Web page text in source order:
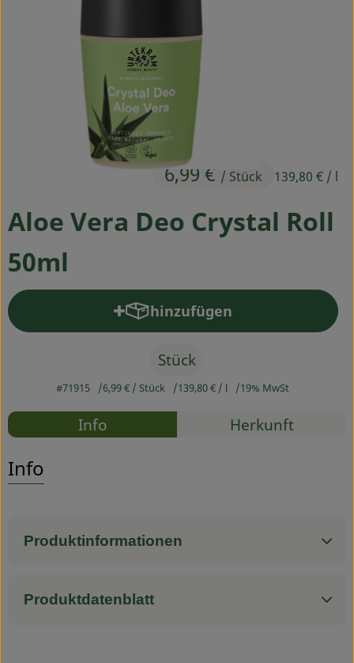
Ökokisten
Obst & Gemüse
Kühltheke
Backwaren
Drogerie
Service
Aloe Vera Deo Crystal Roll
50ml
6,99 € / Stück 139,80 € / l
hinzufügen
Produkt zum Warenkorb
Stück
#71915 6,99 € / Stück 139,80 € / l 19% MwSt
Rezepte
Info Herkunft
Info
Produktinformationen
Produktdatenblatt